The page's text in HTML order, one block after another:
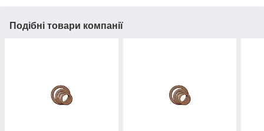
Подібні товари компанії